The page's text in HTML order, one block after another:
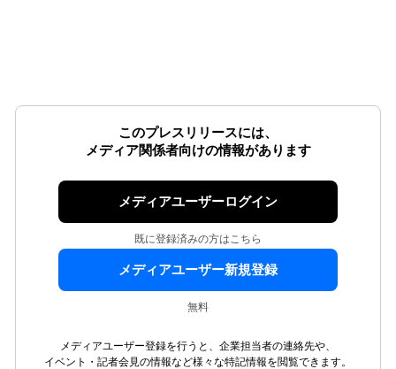
このプレスリリースには、
メディア関係者向けの情報があります
メディアユーザーログイン
既に登録済みの方はこちら
メディアユーザー新規登録
無料
メディアユーザー登録を行うと、企業担当者の連絡先や、
イベント・記者会見の情報など様々な特記情報を閲覧できます。